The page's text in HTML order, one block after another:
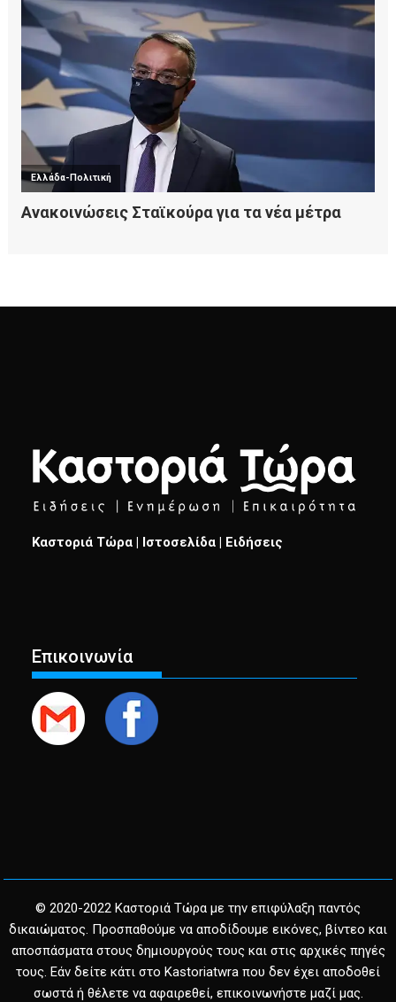
Καστοριά Τώρα | Ιστοσελίδα | Ειδήσεις
Επικοινωνία
© 2020-2022 Καστοριά Τώρα με την επιφύλαξη παντός
δικαιώματος. Προσπαθούμε να αποδίδουμε εικόνες, βίντεο και
αποσπάσματα στους δημιουργούς τους και στις αρχικές πηγές
τους. Εάν δείτε κάτι στο Kastoriatwra που δεν έχει αποδοθεί
σωστά ή θέλετε να αφαιρεθεί, επικοινωνήστε μαζί μας.